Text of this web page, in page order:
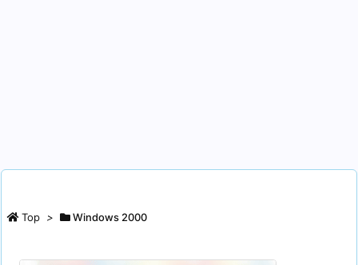
Top > Windows 2000